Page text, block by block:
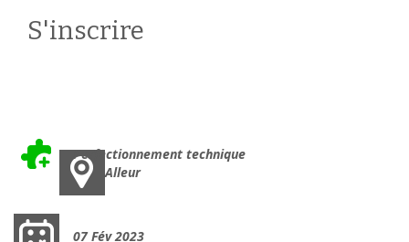
S'inscrire
Perfectionnement technique
Alleur
07 Fév 2023